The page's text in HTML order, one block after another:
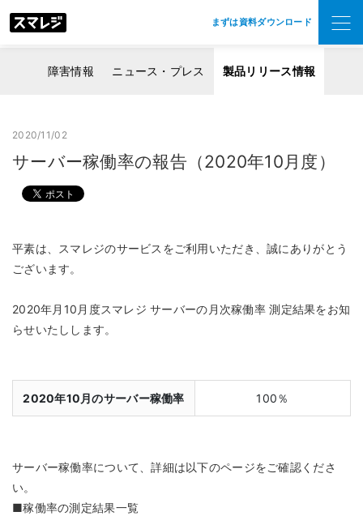
まずは資料ダウンロード
障害情報 ニュース・プレス 製品リリース情報
2020/11/02
サーバー稼働率の報告（2020年10月度）
平素は、スマレジのサービスをご利用いただき、誠にありがとう
ございます。
2020年月10月度スマレジ サーバーの月次稼働率 測定結果をお知
らせいたしします。
2020年10月のサーバー稼働率 100％
サーバー稼働率について、詳細は以下のページをご確認くださ
い。
■稼働率の測定結果一覧